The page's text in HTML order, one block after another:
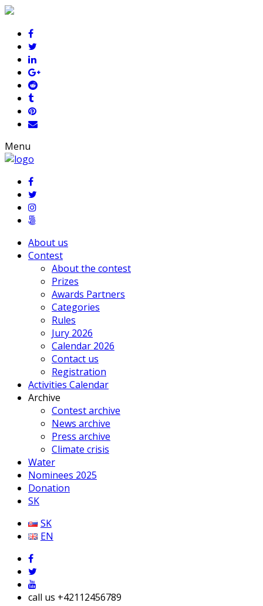
Menu
About us
Contest
About the contest
Prizes
Awards Partners
Categories
Rules
Jury 2026
Calendar 2026
Contact us
Registration
Activities Calendar
Archive
Contest archive
News archive
Press archive
Climate crisis
Water
Nominees 2025
Donation
SK
SK
EN
call us +42112456789